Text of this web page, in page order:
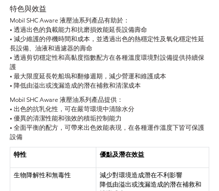
特色與效益
Mobil SHC Aware 液壓油系列產品有助於：
• 透過出色的負載能力和抗磨損效能延長設備壽命
• 減少維護的停機時間和成本，並透過出色的熱穩定性及氧化穩定性延
長設備、油液和過濾器的壽命
• 透過剪切穩定性和高黏度指數配方在各種溫度環境對設備提供持續保
護
• 最大限度延長乾船塢和翻修週期，減少營運和維護成本
• 降低由溢出或洩漏造成的潛在補救和清潔成本
Mobil SHC Aware 液壓油系列產品提供：
• 出色的抗乳化性，可在嚴苛環境中清除水分
• 優異的清潔性能和強效的積垢控制能力
• 全面平衡的配方，可帶來出色效能表現，在各種運作溫度下皆可保護
設備
特性
優點及潛在效益
生物降解性和無毒性
減少對環境造成潛在不利影響
降低由溢出或洩漏造成的潛在補救和